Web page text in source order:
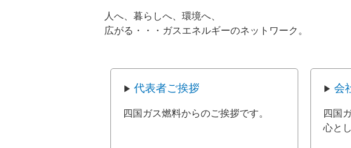
人へ、暮らしへ、環境へ、
広がる・・・ガスエネルギーのネットワーク。
代表者ご挨拶
四国ガス燃料からのご挨拶です。
会
四国
心と